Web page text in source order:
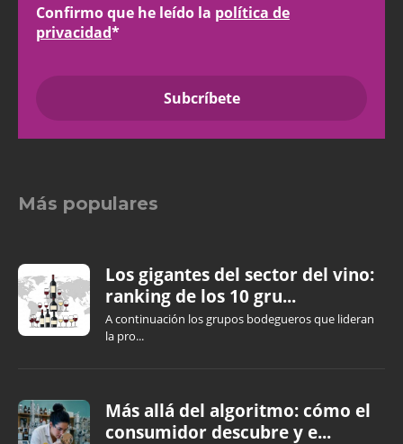
Confirmo que he leído la política de
privacidad*
Más populares
Los gigantes del sector del vino:
ranking de los 10 gru...
A continuación los grupos bodegueros que lideran
la pro...
Más allá del algoritmo: cómo el
consumidor descubre y e...